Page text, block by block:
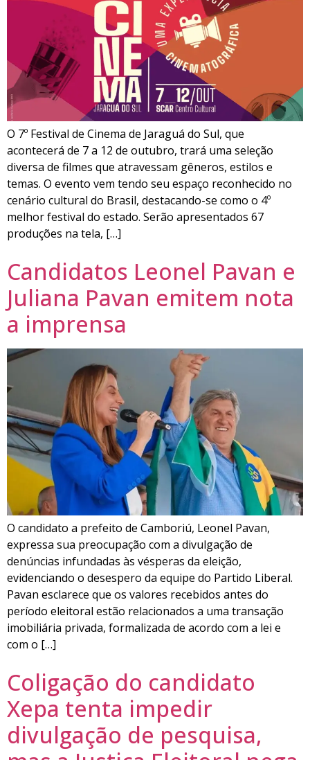
O 7º Festival de Cinema de Jaraguá do Sul, que
acontecerá de 7 a 12 de outubro, trará uma seleção
diversa de filmes que atravessam gêneros, estilos e
temas. O evento vem tendo seu espaço reconhecido no
cenário cultural do Brasil, destacando-se como o 4º
melhor festival do estado. Serão apresentados 67
produções na tela, […]
Candidatos Leonel Pavan e
Juliana Pavan emitem nota
a imprensa
O candidato a prefeito de Camboriú, Leonel Pavan,
expressa sua preocupação com a divulgação de
denúncias infundadas às vésperas da eleição,
evidenciando o desespero da equipe do Partido Liberal.
Pavan esclarece que os valores recebidos antes do
período eleitoral estão relacionados a uma transação
imobiliária privada, formalizada de acordo com a lei e
com o […]
Coligação do candidato
Xepa tenta impedir
divulgação de pesquisa,